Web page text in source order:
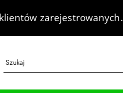
zarejestrowanych.